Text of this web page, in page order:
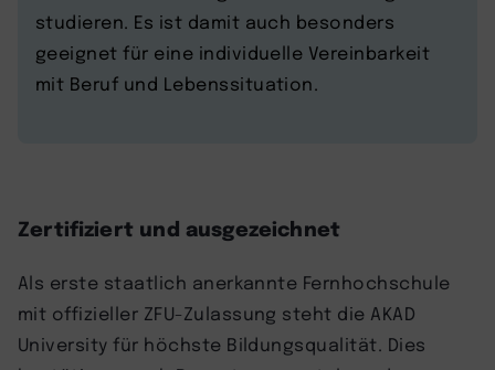
studieren. Es ist damit auch besonders
geeignet für eine individuelle Vereinbarkeit
mit Beruf und Lebenssituation.
Zertifiziert und ausgezeichnet
Als erste staatlich anerkannte Fernhochschule
mit offizieller ZFU-Zulassung steht die AKAD
University für höchste Bildungsqualität. Dies